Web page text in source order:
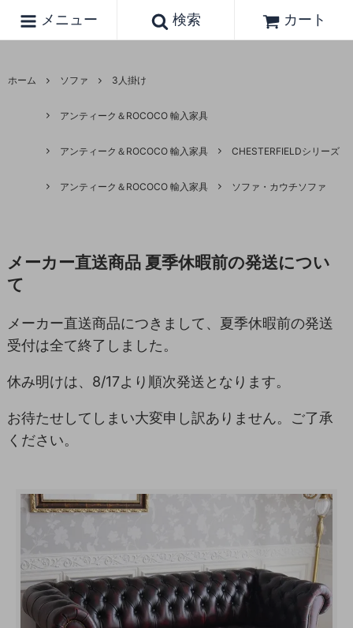
メニュー 検索 カート
ホーム ソファ 3人掛け
アンティーク＆ROCOCO 輸入家具
アンティーク＆ROCOCO 輸入家具 CHESTERFIELDシリーズ
アンティーク＆ROCOCO 輸入家具 ソファ・カウチソファ
メーカー直送商品 夏季休暇前の発送につい
て
メーカー直送商品につきまして、夏季休暇前の発送
受付は全て終了しました。
休み明けは、8/17より順次発送となります。
お待たせしてしまい大変申し訳ありません。ご了承
ください。